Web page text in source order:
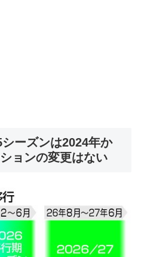
シーズンは2024年か
ョンの変更はない